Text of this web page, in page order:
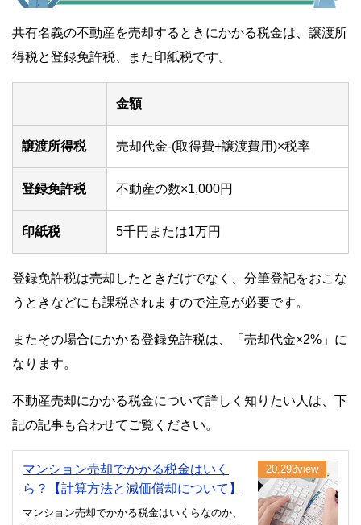
共有名義の不動産を売却するときにかかる税金は、譲渡所
得税と登録免許税、また印紙税です。
金額
譲渡所得税 売却代金-(取得費+譲渡費用)×税率
登録免許税 不動産の数×1,000円
印紙税 5千円または1万円
登録免許税は売却したときだけでなく、分筆登記をおこな
うときなどにも課税されますので注意が必要です。
またその場合にかかる登録免許税は、「売却代金×2%」に
なります。
不動産売却にかかる税金について詳しく知りたい人は、下
記の記事も合わせてご覧ください。
マンション売却でかかる税金はいく
ら？【計算方法と減価償却について】
マンション売却でかかる税金はいくらなのか、
20,293view